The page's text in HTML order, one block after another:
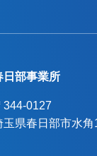
日部事業所
344-0127
玉県春日部市水角